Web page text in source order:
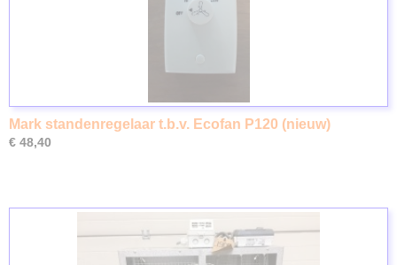
Mark standenregelaar t.b.v. Ecofan P120 (nieuw)
€ 48,40